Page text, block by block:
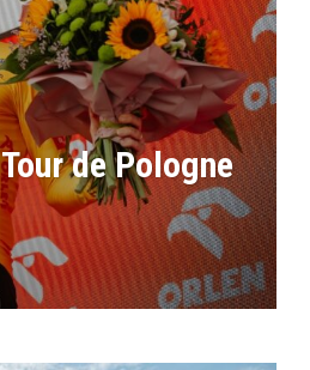
de Pologne